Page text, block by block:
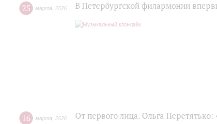
25 марта 2026 В Петербургской филармонии
16 марта 2026 От первого лица. Ольга Перетятько: